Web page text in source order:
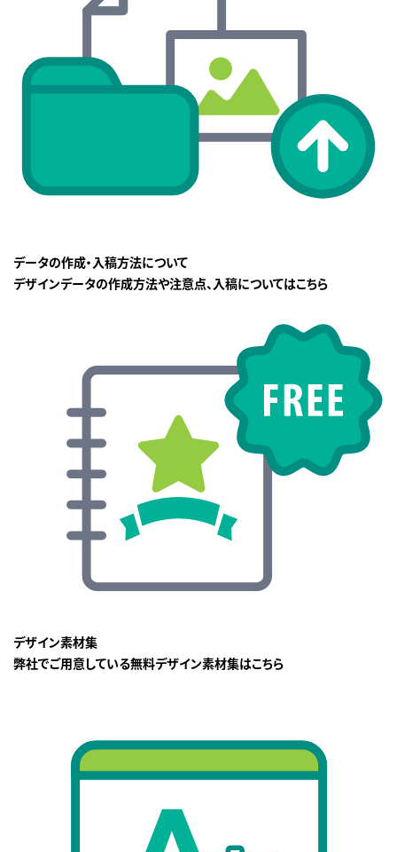
データの作成・入稿方法について
デザインデータの作成方法や注意点、入稿についてはこちら
デザイン素材集
弊社でご用意している無料デザイン素材集はこちら